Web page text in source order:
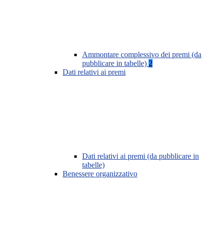
Ammontare complessivo dei premi (da
pubblicare in tabelle) 2
Dati relativi ai premi
Dati relativi ai premi (da pubblicare in
tabelle)
Benessere organizzativo